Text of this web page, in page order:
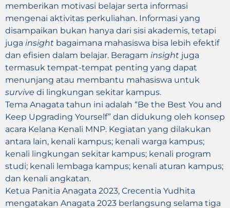
memberikan motivasi belajar serta informasi
mengenai aktivitas perkuliahan. Informasi yang
disampaikan bukan hanya dari sisi akademis, tetapi
juga insight bagaimana mahasiswa bisa lebih efektif
dan efisien dalam belajar. Beragam insight juga
termasuk tempat-tempat penting yang dapat
menunjang atau membantu mahasiswa untuk
survive di lingkungan sekitar kampus.
Tema Anagata tahun ini adalah “Be the Best You and
Keep Upgrading Yourself” dan didukung oleh konsep
acara Kelana Kenali MNP. Kegiatan yang dilakukan
antara lain, kenali kampus; kenali warga kampus;
kenali lingkungan sekitar kampus; kenali program
studi; kenali lembaga kampus; kenali aturan kampus;
dan kenali angkatan.
Ketua Panitia Anagata 2023, Crecentia Yudhita
mengatakan Anagata 2023 berlangsung selama tiga